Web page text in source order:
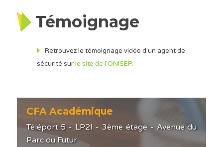
Témoignage
Retrouvez le témoignage vidéo d'un agent de
sécurité surle site de l'ONISEP.
CFA Académique
Téléport 5 - LP2I - 3ème étage - Avenue du
Parc du Futur